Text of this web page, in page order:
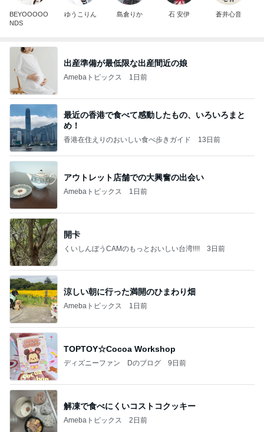
BEYOOOOO
NDS
ゆうこりん 島倉りか 石 安伊 蒼井心音
出産準備が最低限な出産間近の娘
Amebaトピックス 1日前
最近の香港で食べて感動したもの、いろいろまと
め！
香港在住えりのおいしい食べ歩きガイド 13日前
アウトレット店舗での大興奮の出会い
Amebaトピックス 1日前
開卡
くいしんぼうCAMのもっとおいしい台湾!!!! 3日前
涼しい朝に行った満開のひまわり畑
Amebaトピックス 1日前
TOPTOY☆Cocoa Workshop
ディズニーファン Dのブログ 9日前
解凍で食べにくいコストコクッキー
Amebaトピックス 2日前